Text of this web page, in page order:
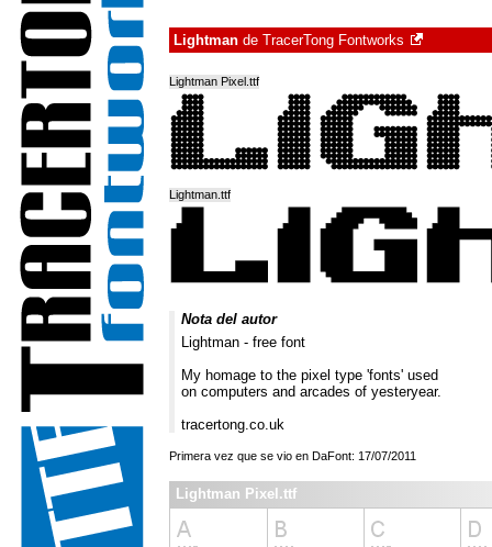
Lightman de TracerTong Fontworks
Lightman Pixel.ttf
Lightman.ttf
Nota del autor
Lightman - free font
My homage to the pixel type 'fonts' used
on computers and arcades of yesteryear.
tracertong.co.uk
Primera vez que se vio en DaFont: 17/07/2011
Lightman Pixel.ttf